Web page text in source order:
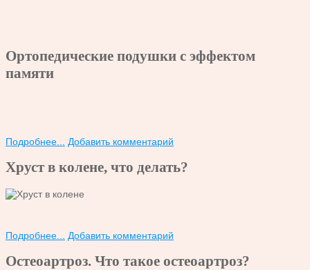
Ортопедические подушки с эффектом
памяти
Подробнее... Добавить комментарий
Хруст в колене, что делать?
Подробнее... Добавить комментарий
Остеоартроз. Что такое остеоартроз?